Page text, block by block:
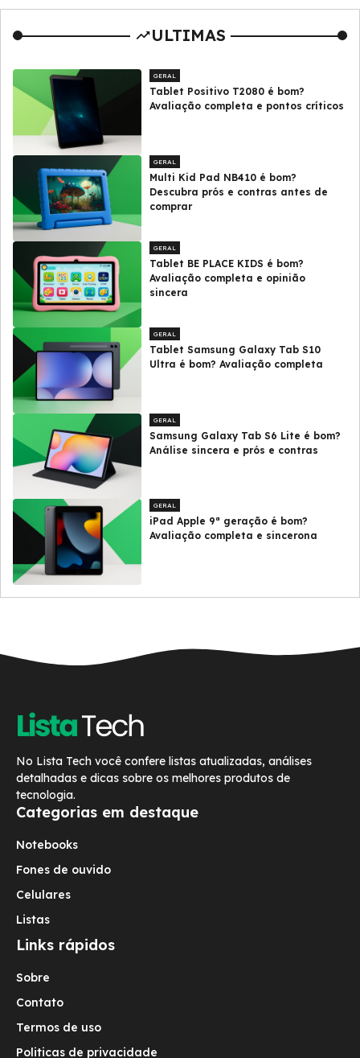
ULTIMAS
GERAL
Tablet Positivo T2080 é bom?
Avaliação completa e pontos críticos
GERAL
Multi Kid Pad NB410 é bom?
Descubra prós e contras antes de
comprar
GERAL
Tablet BE PLACE KIDS é bom?
Avaliação completa e opinião
sincera
GERAL
Tablet Samsung Galaxy Tab S10
Ultra é bom? Avaliação completa
GERAL
Samsung Galaxy Tab S6 Lite é bom?
Análise sincera e prós e contras
GERAL
iPad Apple 9ª geração é bom?
Avaliação completa e sincerona
No Lista Tech você confere listas atualizadas, análises
detalhadas e dicas sobre os melhores produtos de
tecnologia.
Categorias em destaque
Notebooks
Fones de ouvido
Celulares
Listas
Links rápidos
Sobre
Contato
Termos de uso
Politicas de privacidade